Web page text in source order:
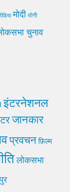
मोदी योगी
चुनाव
इंटरनेशनल
जानकार
प्रवचन फ़िल्म
लोकसभा